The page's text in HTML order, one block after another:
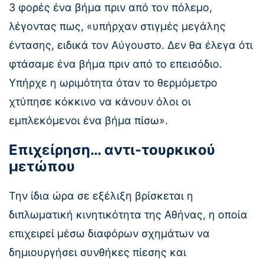
3 φορές ένα βήμα πριν από τον πόλεμο,
λέγοντας πως, «υπήρχαν στιγμές μεγάλης
έντασης, ειδικά τον Αύγουστο. Δεν θα έλεγα ότι
φτάσαμε ένα βήμα πριν από το επεισόδιο.
Υπήρχε η ωριμότητα όταν το θερμόμετρο
χτύπησε κόκκινο να κάνουν όλοι οι
εμπλεκόμενοι ένα βήμα πίσω».
Επιχείρηση… αντι-τουρκικού
μετώπου
Την ίδια ώρα σε εξέλιξη βρίσκεται η
διπλωματική κινητικότητα της Αθήνας, η οποία
επιχειρεί μέσω διαφόρων σχημάτων να
δημιουργήσει συνθήκες πίεσης και